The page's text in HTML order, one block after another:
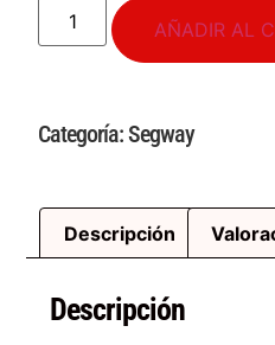
AÑADIR AL
Categoría:Segway
Descripción
Descripción